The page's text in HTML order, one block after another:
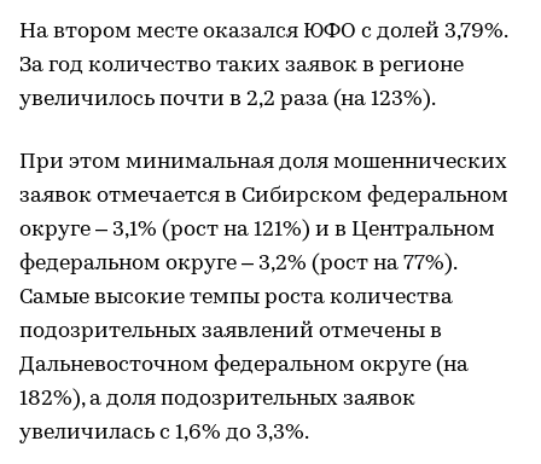
На втором месте оказался ЮФО с долей 3,79%.
За год количество таких заявок в регионе
увеличилось почти в 2,2 раза (на 123%).
При этом минимальная доля мошеннических
заявок отмечается в Сибирском федеральном
округе – 3,1% (рост на 121%) и в Центральном
федеральном округе – 3,2% (рост на 77%).
Самые высокие темпы роста количества
подозрительных заявлений отмечены в
Дальневосточном федеральном округе (на
182%), а доля подозрительных заявок
увеличилась с 1,6% до 3,3%.